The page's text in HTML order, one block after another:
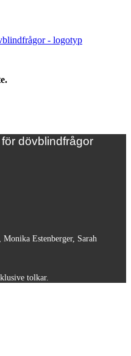
dövblindfrågor
Estenberger, Sarah
tolkar.